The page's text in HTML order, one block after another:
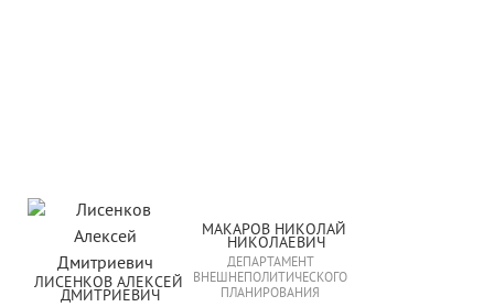
ЛИСЕНКОВ АЛЕКСЕЙ
ДМИТРИЕВИЧ
МАКАРОВ НИКОЛАЙ
НИКОЛАЕВИЧ
ДЕПАРТАМЕНТ
ВНЕШНЕПОЛИТИЧЕСКОГО
ПЛАНИРОВАНИЯ